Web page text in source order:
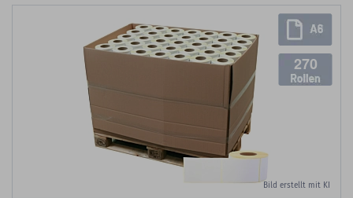
270
Bild erstellt mit KI